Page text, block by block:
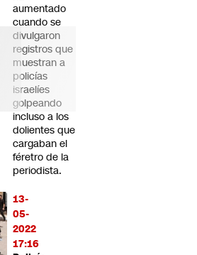
aumentado
cuando se
divulgaron
registros que
muestran a
policías
israelíes
golpeando
incluso a los
dolientes que
cargaban el
féretro de la
periodista.
13-
05-
2022
17:16